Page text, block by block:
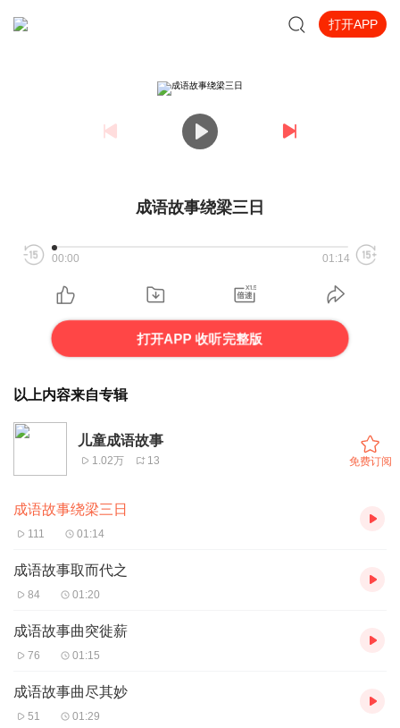
打开APP
成语故事绕梁三日
00:00 01:14
打开APP 收听完整版
以上内容来自专辑
儿童成语故事
1.02万 13 免费订阅
成语故事绕梁三日
111 01:14
成语故事取而代之
84 01:20
成语故事曲突徙薪
76 01:15
成语故事曲尽其妙
51 01:29